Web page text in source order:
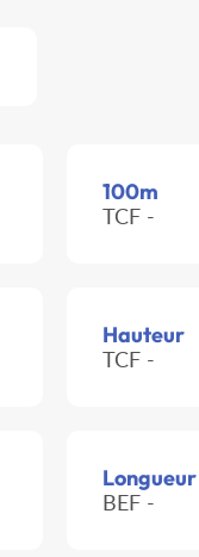
100m
TCF -
Hauteur
TCF -
Longueur
BEF -